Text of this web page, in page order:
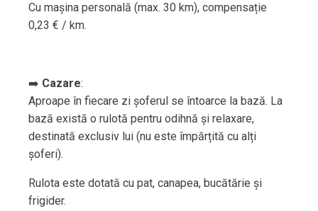
Cu mașina personală (max. 30 km), compensație
0,23 € / km.
➡️ Cazare:
Aproape în fiecare zi șoferul se întoarce la bază. La
bază există o rulotă pentru odihnă și relaxare,
destinată exclusiv lui (nu este împărțită cu alți
șoferi).
Rulota este dotată cu pat, canapea, bucătărie și
frigider.